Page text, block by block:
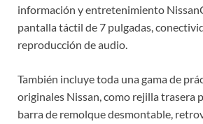
información y entretenimiento
pantalla táctil de 7 pulgadas,
reproducción de audio.
También incluye toda una gama de
originales Nissan, como rejilla trasera
barra de remolque desmontable,